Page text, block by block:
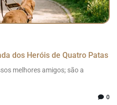
dos Heróis de Quatro Patas
melhores amigos; são a
0